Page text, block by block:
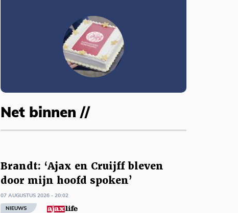
Net binnen //
Brandt: ‘Ajax en Cruijff bleven
door mijn hoofd spoken’
07 AUGUSTUS 2026 - 20:02
NIEUWS